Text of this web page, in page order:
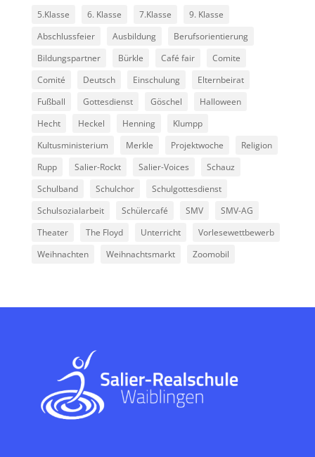
5.Klasse 6. Klasse 7.Klasse
9. Klasse
Abschlussfeier
Ausbildung
Berufsorientierung
Bildungspartner
Bürkle Café fair
Comite
Comité
Deutsch Einschulung
Elternbeirat
Fußball
Gottesdienst Göschel
Halloween
Hecht
Heckel Henning
Klumpp
Kultusministerium
Merkle Projektwoche
Religion
Rupp
Salier-Rockt Salier-Voices
Schauz
Schulband
Schulchor
Schulgottesdienst
Schulsozialarbeit
Schülercafé SMV
SMV-AG
Theater
The Floyd Unterricht
Vorlesewettbewerb
Weihnachten
Weihnachtsmarkt Zoomobil